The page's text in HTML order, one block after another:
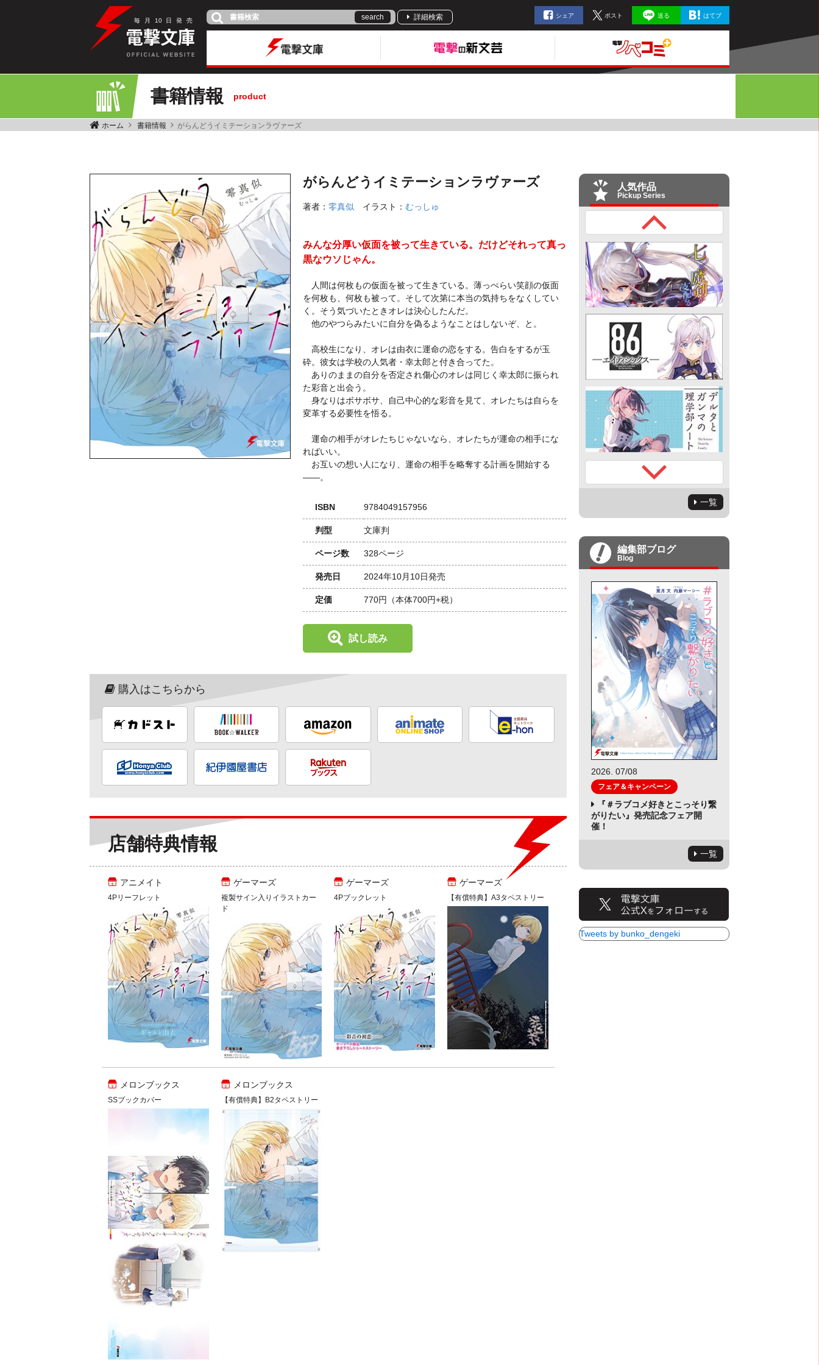
毎 月 10 日 発 売 search 詳細検索 シェア ポスト 送る はてブ
書籍情報 product
ホーム 書籍情報 がらんどうイミテーションラヴァーズ
がらんどうイミテーションラヴァーズ
著者： 零真似 イラスト： むっしゅ
みんな分厚い仮面を被って生きている。だけどそれって真っ
黒なウソじゃん。
人間は何枚もの仮面を被って生きている。薄っぺらい笑顔の仮面
を何枚も、何枚も被って。そして次第に本当の気持ちをなくしてい
く。そう気づいたときオレは決心したんだ。
他のやつらみたいに自分を偽るようなことはしないぞ、と。
高校生になり、オレは由衣に運命の恋をする。告白をするが玉
砕。彼女は学校の人気者・幸太郎と付き合ってた。
ありのままの自分を否定され傷心のオレは同じく幸太郎に振られ
た彩音と出会う。
身なりはボサボサ、自己中心的な彩音を見て、オレたちは自らを
変革する必要性を悟る。
運命の相手がオレたちじゃないなら、オレたちが運命の相手にな
ればいい。
お互いの想い人になり、運命の相手を略奪する計画を開始する
――。
ISBN 9784049157956
判型 文庫判
ページ数 328ページ
発売日 2024年10月10日発売
定価 770円 （本体700円+税）
試し読み
購入はこちらから
店舗特典情報
アニメイト
4Pリーフレット
ゲーマーズ
複製サイン入りイラストカー
ド
ゲーマーズ
4Pブックレット
ゲーマーズ
【有償特典】A3タペストリー
メロンブックス
SSブックカバー
メロンブックス
【有償特典】B2タペストリー
人気作品
Pickup Series
一覧
編集部ブログ
Blog
2026. 07/08
フェア＆キャンペーン
『＃ラブコメ好きとこっそり繋
がりたい』発売記念フェア開
催！
一覧
Tweets by bunko_dengeki